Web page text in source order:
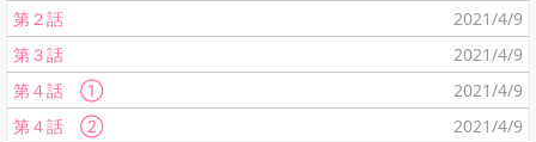
第２話
2021/4/9
第３話
2021/4/9
第４話 ①
2021/4/9
第４話 ②
2021/4/9